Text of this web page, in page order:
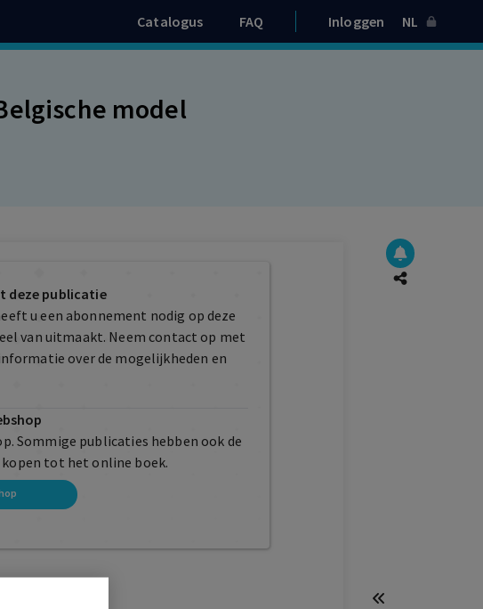
Catalogus FAQ Inloggen NL
model
deze publicatie
u een abonnement nodig op deze
van uitmaakt. Neem contact op met
over de mogelijkheden en
Sommige publicaties hebben ook de
tot het online boek.